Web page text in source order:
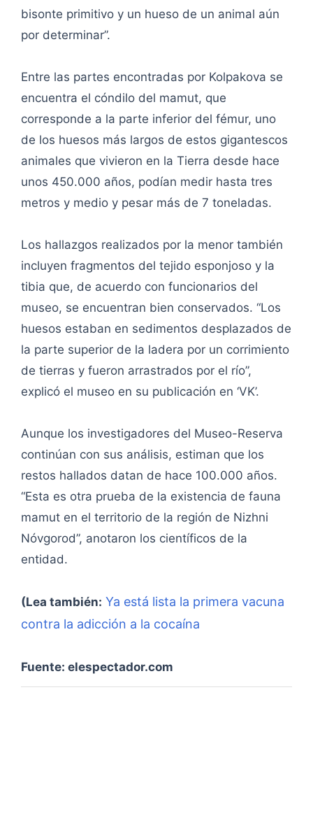
bisonte primitivo y un hueso de un animal aún
por determinar”.
Entre las partes encontradas por Kolpakova se
encuentra el cóndilo del mamut, que
corresponde a la parte inferior del fémur, uno
de los huesos más largos de estos gigantescos
animales que vivieron en la Tierra desde hace
unos 450.000 años, podían medir hasta tres
metros y medio y pesar más de 7 toneladas.
Los hallazgos realizados por la menor también
incluyen fragmentos del tejido esponjoso y la
tibia que, de acuerdo con funcionarios del
museo, se encuentran bien conservados. “Los
huesos estaban en sedimentos desplazados de
la parte superior de la ladera por un corrimiento
de tierras y fueron arrastrados por el río”,
explicó el museo en su publicación en ‘VK’.
Aunque los investigadores del Museo-Reserva
continúan con sus análisis, estiman que los
restos hallados datan de hace 100.000 años.
“Esta es otra prueba de la existencia de fauna
mamut en el territorio de la región de Nizhni
Nóvgorod”, anotaron los científicos de la
entidad.
(Lea también: Ya está lista la primera vacuna
contra la adicción a la cocaína
Fuente: elespectador.com